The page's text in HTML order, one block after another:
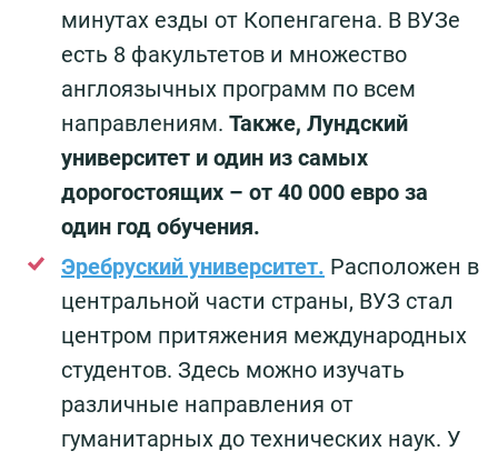
минутах езды от Копенгагена. В ВУЗе
есть 8 факультетов и множество
англоязычных программ по всем
направлениям. Также, Лундский
университет и один из самых
дорогостоящих – от 40 000 евро за
один год обучения.
Эребруский университет. Расположен в
центральной части страны, ВУЗ стал
центром притяжения международных
студентов. Здесь можно изучать
различные направления от
гуманитарных до технических наук. У